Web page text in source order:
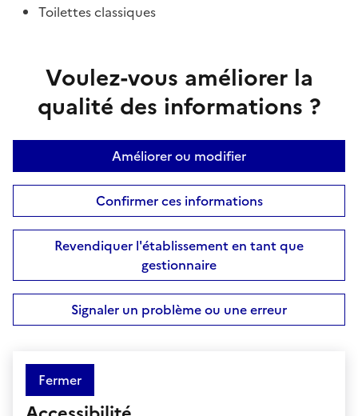
Toilettes classiques
Voulez-vous améliorer la
qualité des informations ?
Améliorer ou modifier
Confirmer ces informations
Revendiquer l'établissement en tant que
gestionnaire
Signaler un problème ou une erreur
Fermer